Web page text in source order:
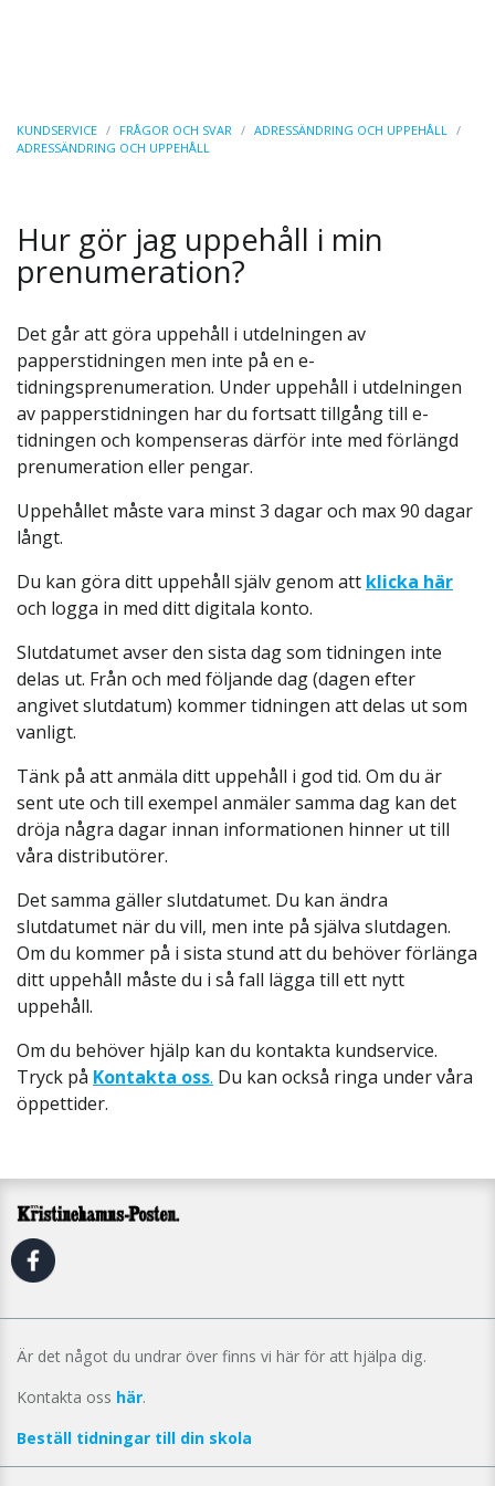
KUNDSERVICE / FRÅGOR OCH SVAR / ADRESSÄNDRING OCH UPPEHÅLL /
ADRESSÄNDRING OCH UPPEHÅLL
Hur gör jag uppehåll i min
prenumeration?
Det går att göra uppehåll i utdelningen av
papperstidningen men inte på en e-
tidningsprenumeration. Under uppehåll i utdelningen
av papperstidningen har du fortsatt tillgång till e-
tidningen och kompenseras därför inte med förlängd
prenumeration eller pengar.
Uppehållet måste vara minst 3 dagar och max 90 dagar
långt.
Du kan göra ditt uppehåll själv genom att klicka här
och logga in med ditt digitala konto.
Slutdatumet avser den sista dag som tidningen inte
delas ut. Från och med följande dag (dagen efter
angivet slutdatum) kommer tidningen att delas ut som
vanligt.
Tänk på att anmäla ditt uppehåll i god tid. Om du är
sent ute och till exempel anmäler samma dag kan det
dröja några dagar innan informationen hinner ut till
våra distributörer.
Det samma gäller slutdatumet. Du kan ändra
slutdatumet när du vill, men inte på själva slutdagen.
Om du kommer på i sista stund att du behöver förlänga
ditt uppehåll måste du i så fall lägga till ett nytt
uppehåll.
Om du behöver hjälp kan du kontakta kundservice.
Tryck på Kontakta oss. Du kan också ringa under våra
öppettider.
Är det något du undrar över finns vi här för att hjälpa dig.
Kontakta oss här.
Beställ tidningar till din skola